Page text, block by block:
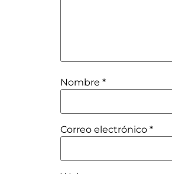
Nombre *
Correo electrónico *